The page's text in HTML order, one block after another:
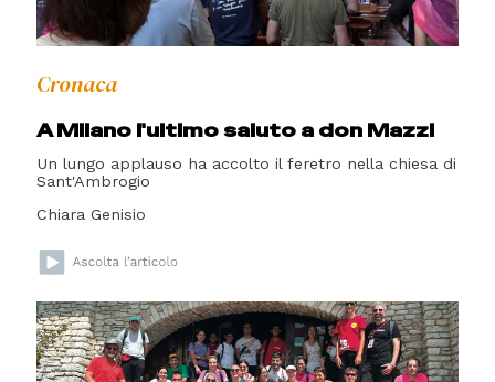
Cronaca
A Milano l'ultimo saluto a don Mazzi
Un lungo applauso ha accolto il feretro nella chiesa di
Sant'Ambrogio
Chiara Genisio